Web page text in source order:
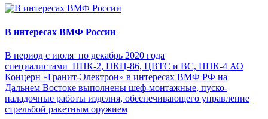
В интересах ВМФ России
В период с июля по декабрь 2020 года
специалистами НПК-2, ПКЦ-86, ЦВТС и ВС, НПК-4 АО
Концерн «Гранит-Электрон» в интересах ВМФ РФ на
Дальнем Востоке выполнены шеф-монтажные, пуско-
наладочные работы изделия, обеспечивающего управление
стрельбой ракетным оружием